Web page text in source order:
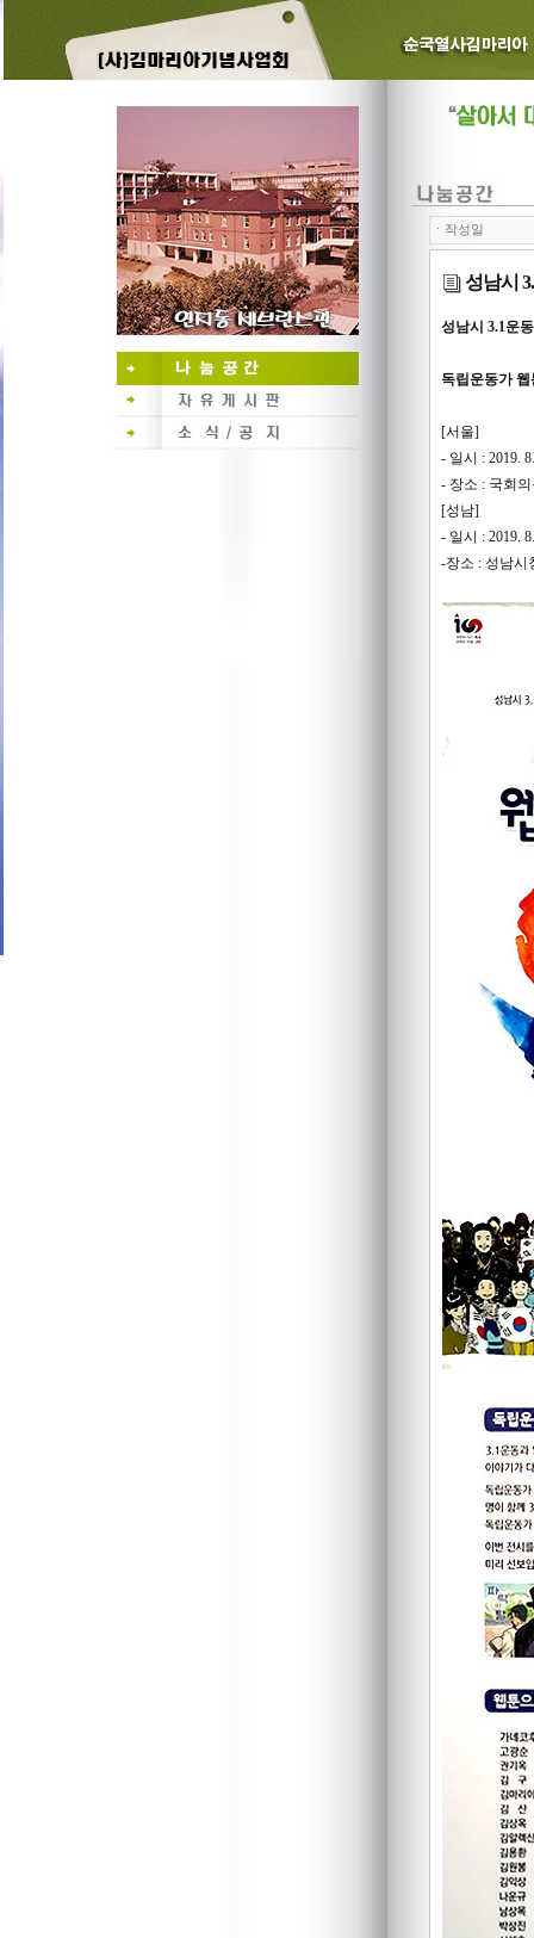
ㆍ작성일
성남시
성남시 3.1운
독립운동가
[서울]
- 일시 : 2019.
- 장소 : 국회
[성남]
- 일시 : 2019.
-장소 : 성남